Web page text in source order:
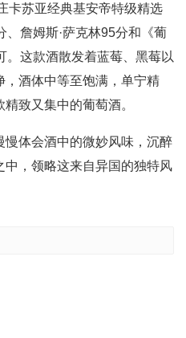
卡苏亚经典基安帝特级精选
詹姆斯·萨克林95分和《葡
。这款酒散发着蓝莓、黑莓以
，酒体中等至饱满，单宁精
致又集中的葡萄酒。
体会酒中的微妙风味，沉醉
，领略这来自异国的独特风